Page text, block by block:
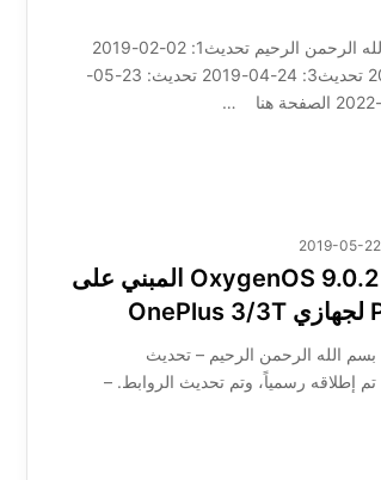
الكاتب: XQ55 بسم الله الرحمن الرحيم تحديث1: 02-02-2019
تحديث2: 27-03-2019 تحديث3: 24-04-2019 تحديث: 23-05-
2019-05-22
الروم الرسمي 2.OxygenOS 9.0 المبني على
بسم الله الرحمن الرحيم – تحديث
تم إطلاقه رسمياً، وتم تحديث الروابط. –